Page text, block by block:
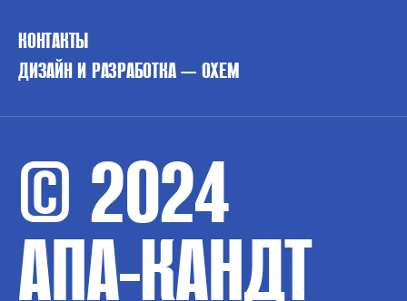
КОНТАКТЫ
ДИЗАЙН И РАЗРАБОТКА — OXEM
© 2024
АПА-КАНДТ